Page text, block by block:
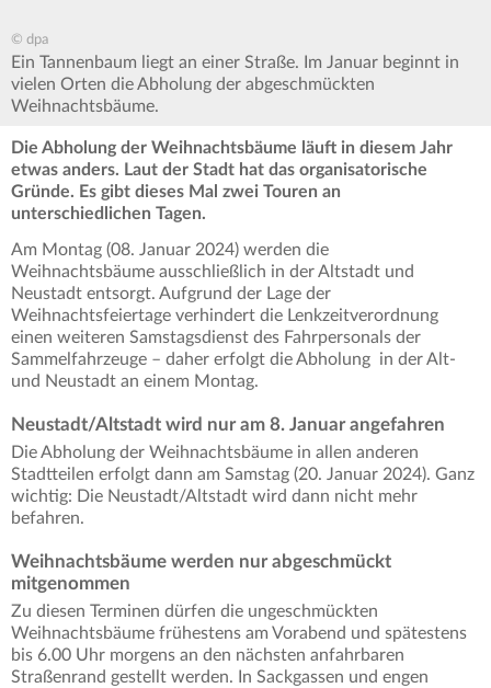
© dpa
Ein Tannenbaum liegt an einer Straße. Im Januar beginnt in
vielen Orten die Abholung der abgeschmückten
Weihnachtsbäume.
Die Abholung der Weihnachtsbäume läuft in diesem Jahr
etwas anders. Laut der Stadt hat das organisatorische
Gründe. Es gibt dieses Mal zwei Touren an
unterschiedlichen Tagen.
Am Montag (08. Januar 2024) werden die
Weihnachtsbäume ausschließlich in der Altstadt und
Neustadt entsorgt. Aufgrund der Lage der
Weihnachtsfeiertage verhindert die Lenkzeitverordnung
einen weiteren Samstagsdienst des Fahrpersonals der
Sammelfahrzeuge – daher erfolgt die Abholung in der Alt-
und Neustadt an einem Montag.
Neustadt/Altstadt wird nur am 8. Januar angefahren
Die Abholung der Weihnachtsbäume in allen anderen
Stadtteilen erfolgt dann am Samstag (20. Januar 2024). Ganz
wichtig: Die Neustadt/Altstadt wird dann nicht mehr
befahren.
Weihnachtsbäume werden nur abgeschmückt
mitgenommen
Zu diesen Terminen dürfen die ungeschmückten
Weihnachtsbäume frühestens am Vorabend und spätestens
bis 6.00 Uhr morgens an den nächsten anfahrbaren
Straßenrand gestellt werden. In Sackgassen und engen